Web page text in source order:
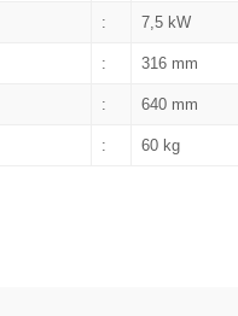
: 7,5 kW
: 316 mm
: 640 mm
: 60 kg